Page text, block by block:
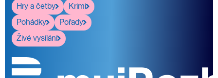
Hry a četby
Krimi
Pohádky
Pořady
Živé vysílání